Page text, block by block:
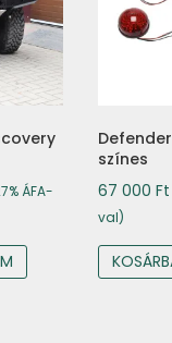
ÁFA-
színes
67 000Ft
val)